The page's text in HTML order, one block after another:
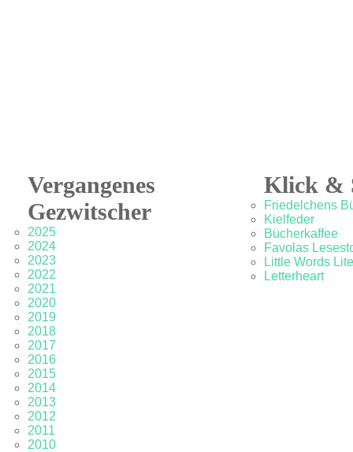
Vergangenes
Gezwitscher
2025
2024
2023
2022
2021
2020
2019
2018
2017
2016
2015
2014
2013
2012
2011
2010
Klick &
Friedelchens
Kielfeder
Bücherkaffee
Favolas
Little Words
Letterheart